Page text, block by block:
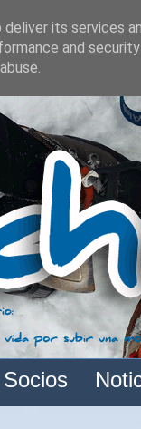
Socios
its services
and